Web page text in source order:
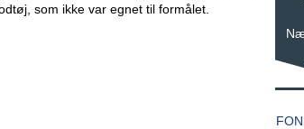
som ikke var egnet til formålet.